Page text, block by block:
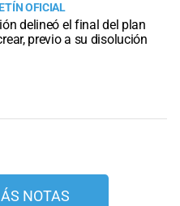
OFICIAL
delineó el final del plan
previo a su disolución
NOTAS